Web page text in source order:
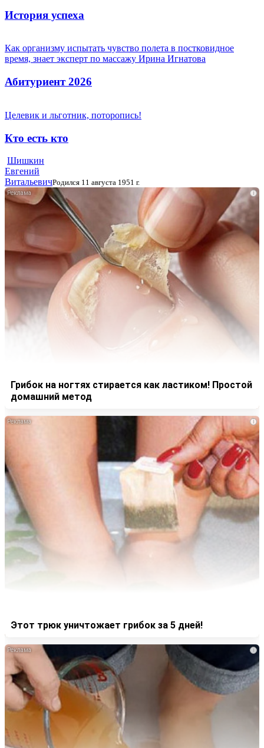
История успеха
Как организму испытать чувство полета в постковидное
время, знает эксперт по массажу Ирина Игнатова
Абитуриент 2026
Целевик и льготник, поторопись!
Кто есть кто
Шишкин
Евгений
ВитальевичРодился 11 августа 1951 г.
i
Грибок на ногтях стирается как ластиком! Простой
домашний метод
i
Этот трюк уничтожает грибок за 5 дней!
i